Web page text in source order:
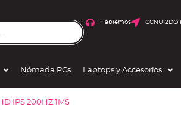
Hablemos CCNU 2DO
Nómada PCs Laptops y Accesorios
IPS 200HZ 1MS